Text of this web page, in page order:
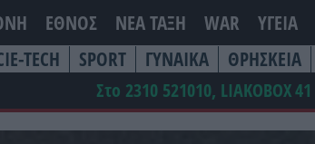
ΕΘΝΟΣ ΝΕΑ ΤΆΞΗ WAR ΥΓΕΙΑ
TECH SPORT ΓΥΝΑΙΚΑ ΘΡΗΣΚΕΙΑ
Στο 2310 521010, LIAKOBOX41